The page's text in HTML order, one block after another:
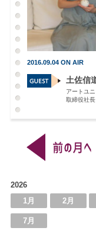
2016.09.04 ON AIR
土佐信
アートユ
取締役社長
2026
1月
2月
7月